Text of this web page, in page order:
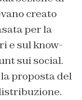
creato
per la
e sul know-
sui social.
proposta del